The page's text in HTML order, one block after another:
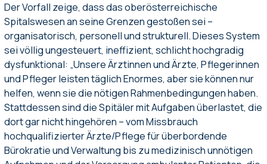
Der Vorfall zeige, dass das oberösterreichische
Spitalswesen an seine Grenzen gestoßen sei –
organisatorisch, personell und strukturell. Dieses System
sei völlig ungesteuert, ineffizient, schlicht hochgradig
dysfunktional: „Unsere Ärztinnen und Ärzte, Pflegerinnen
und Pfleger leisten täglich Enormes, aber sie können nur
helfen, wenn sie die nötigen Rahmenbedingungen haben.
Stattdessen sind die Spitäler mit Aufgaben überlastet, die
dort gar nicht hingehören – vom Missbrauch
hochqualifizierter Ärzte/Pflege für überbordende
Bürokratie und Verwaltung bis zu medizinisch unnötigen